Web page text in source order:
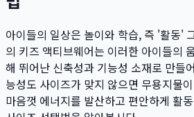
아이들의 일상은 놀이와 학습, 즉 '활동'
의 키즈 액티브웨어는 이러한 아이들의
해 뛰어난 신축성과 기능성 소재로 만들
능성도 사이즈가 맞지 않으면 무용지물
마음껏 에너지를 발산하고 편안하게 활